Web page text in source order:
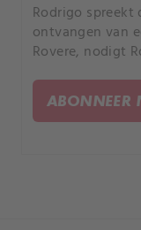
Rodrigo spreekt
ontvangen van
Rovere, nodigt
ABONNEER